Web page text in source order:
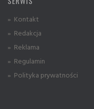
» Kontakt
» Redakcja
» Reklama
» Regulamin
» Polityka prywatności